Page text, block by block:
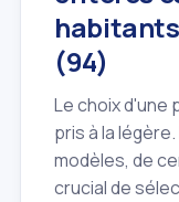
habitants
(94)
Le choix d'une
pris à la
modèles, de
crucial de